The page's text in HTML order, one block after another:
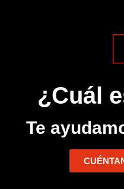
¿Cuál
Te